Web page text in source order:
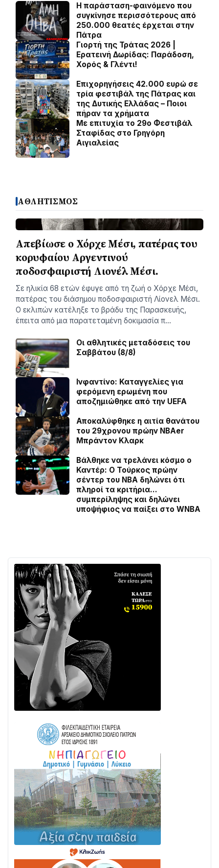
Η παράσταση-φαινόμενο που
συγκίνησε περισσότερους από
250.000 θεατές έρχεται στην
Πάτρα
Γιορτή της Τράτας 2026 |
Ερατεινή Δωρίδας: Παράδοση,
Χορός & Γλέντι!
Επιχορηγήσεις 42.000 ευρώ σε
τρία φεστιβάλ της Πάτρας και
της Δυτικής Ελλάδας – Ποιοι
πήραν τα χρήματα
Με επιτυχία το 29ο Φεστιβάλ
Σταφίδας στο Γρηγόρη
Aιγιαλείας
ΑΘΛΗΤΙΣΜΟΣ
Απεβίωσε ο Χόρχε Μέσι, πατέρας του
κορυφαίου Αργεντινού
ποδοσφαιριστή Λιονέλ Μέσι.
Σε ηλικία 68 ετών έφυγε από τη ζωή ο Χόρχε Μέσι,
πατέρας του διάσημου ποδοσφαιριστή Λίονελ Μέσι.
Ο εκλιπών κατέληξε το βράδυ της Παρασκευής,
έπειτα από μια παρατεταμένη δοκιμασία π…
Οι αθλητικές μεταδόσεις του
Σαββάτου (8/8)
Ινφαντίνο: Καταγγελίες για
φερόμενη ερωμένη που
αποζημιώθηκε από την UEFA
Αποκαλύφθηκε η αιτία θανάτου
του 29χρονου πρώην NBAer
Μπράντον Κλαρκ
Βάλθηκε να τρελάνει κόσμο ο
Καντέρ: Ο Τούρκος πρώην
σέντερ του NBA δηλώνει ότι
πληροί τα κριτήρια…
συμπερίληψης και δηλώνει
υποψήφιος να παίξει στο WNBA